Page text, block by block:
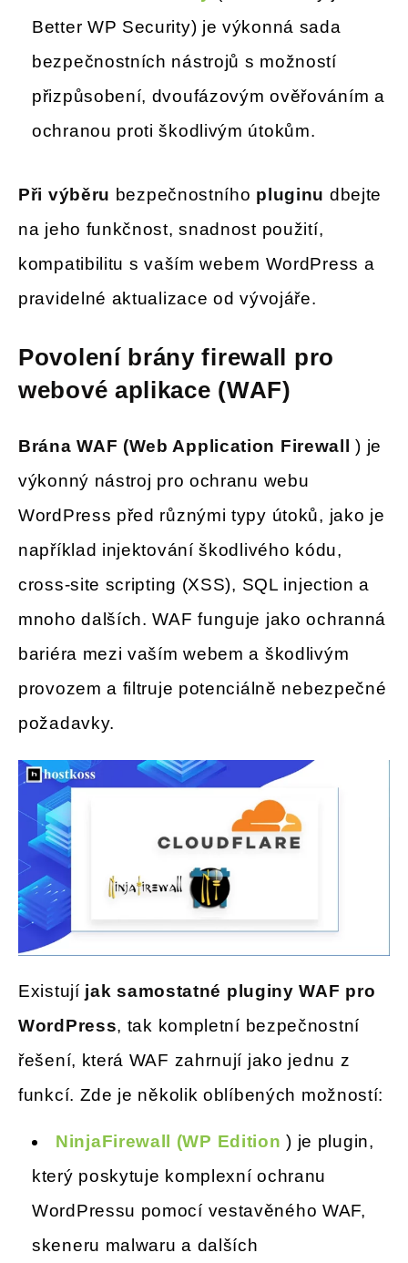
Better WP Security) je výkonná sada
bezpečnostních nástrojů s možností
přizpůsobení, dvoufázovým ověřováním a
ochranou proti škodlivým útokům.
Při výběru bezpečnostního pluginu dbejte
na jeho funkčnost, snadnost použití,
kompatibilitu s vaším webem WordPress a
pravidelné aktualizace od vývojáře.
Povolení brány firewall pro
webové aplikace (WAF)
Brána WAF (Web Application Firewall
) je
výkonný nástroj pro ochranu webu
WordPress před různými typy útoků, jako je
například injektování škodlivého kódu,
cross-site scripting (XSS), SQL injection a
mnoho dalších. WAF funguje jako ochranná
bariéra mezi vaším webem a škodlivým
provozem a filtruje potenciálně nebezpečné
požadavky.
Existují jak samostatné pluginy WAF pro
WordPress, tak kompletní bezpečnostní
řešení, která WAF zahrnují jako jednu z
funkcí. Zde je několik oblíbených možností:
NinjaFirewall (WP Edition ) je plugin,
který poskytuje komplexní ochranu
WordPressu pomocí vestavěného WAF,
skeneru malwaru a dalších